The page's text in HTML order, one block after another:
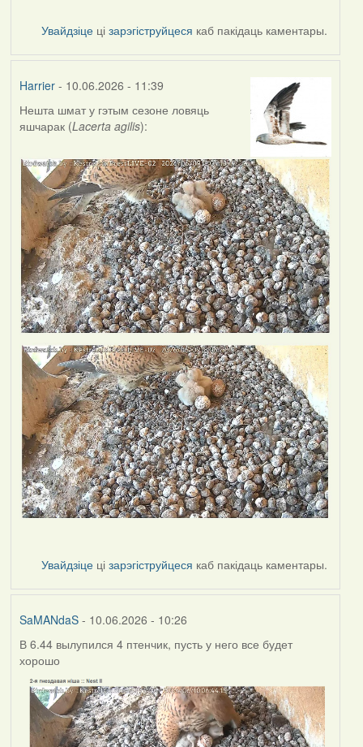
Увайдзіце цізарэгіструйцеся каб пакідаць каментары.
Harrier- 10.06.2026 - 11:39
Нешта шмат у гэтым сезоне ловяць
яшчарак (Lacerta agilis):
Увайдзіце цізарэгіструйцеся каб пакідаць каментары.
SaMANdaS- 10.06.2026 - 10:26
В 6.44 вылупился 4 птенчик, пусть у него все будет
хорошо